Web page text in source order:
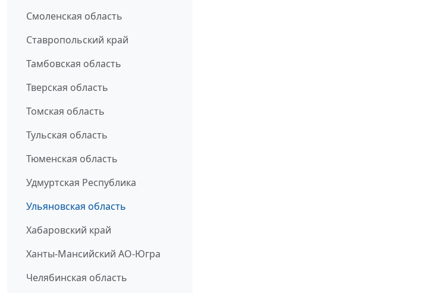
Смоленская область
Ставропольский край
Тамбовская область
Тверская область
Томская область
Тульская область
Тюменская область
Удмуртская Республика
Ульяновская область
Хабаровский край
Ханты-Мансийский АО-Югра
Челябинская область